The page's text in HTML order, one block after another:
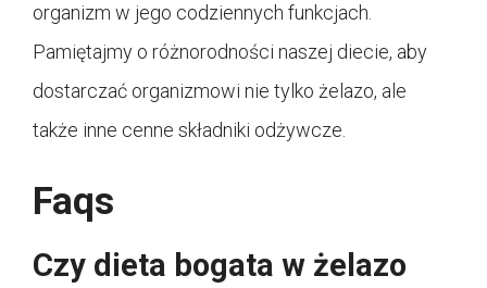
organizm w jego codziennych funkcjach.
Pamiętajmy o różnorodności naszej diecie, aby
dostarczać organizmowi nie tylko żelazo, ale
także inne cenne składniki odżywcze.
Faqs
Czy dieta bogata w żelazo